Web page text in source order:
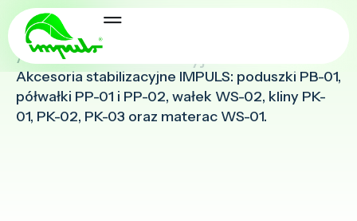
Oferta handlowa
Akcesoria stabilizacyjne
Akcesoria stabilizacyjne IMPULS: poduszki PB-01,
półwałki PP-01 i PP-02, wałek WS-02, kliny PK-
01, PK-02, PK-03 oraz materac WS-01.